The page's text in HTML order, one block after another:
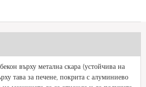
върху метална скара (устойчива на
тава за печене, покрита с алуминиево